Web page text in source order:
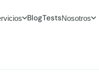
BlogTestsNosotros